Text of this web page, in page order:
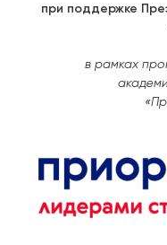
при поддержке
в рамках